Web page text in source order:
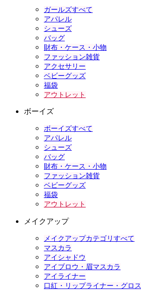
ガールズすべて
アパレル
シューズ
バッグ
財布・ケース・小物
ファッション雑貨
アクセサリー
ベビーグッズ
福袋
アウトレット
ボーイズ
ボーイズすべて
アパレル
シューズ
バッグ
財布・ケース・小物
ファッション雑貨
ベビーグッズ
福袋
アウトレット
メイクアップ
メイクアップカテゴリすべて
マスカラ
アイシャドウ
アイブロウ・眉マスカラ
アイライナー
口紅・リップライナー・グロス